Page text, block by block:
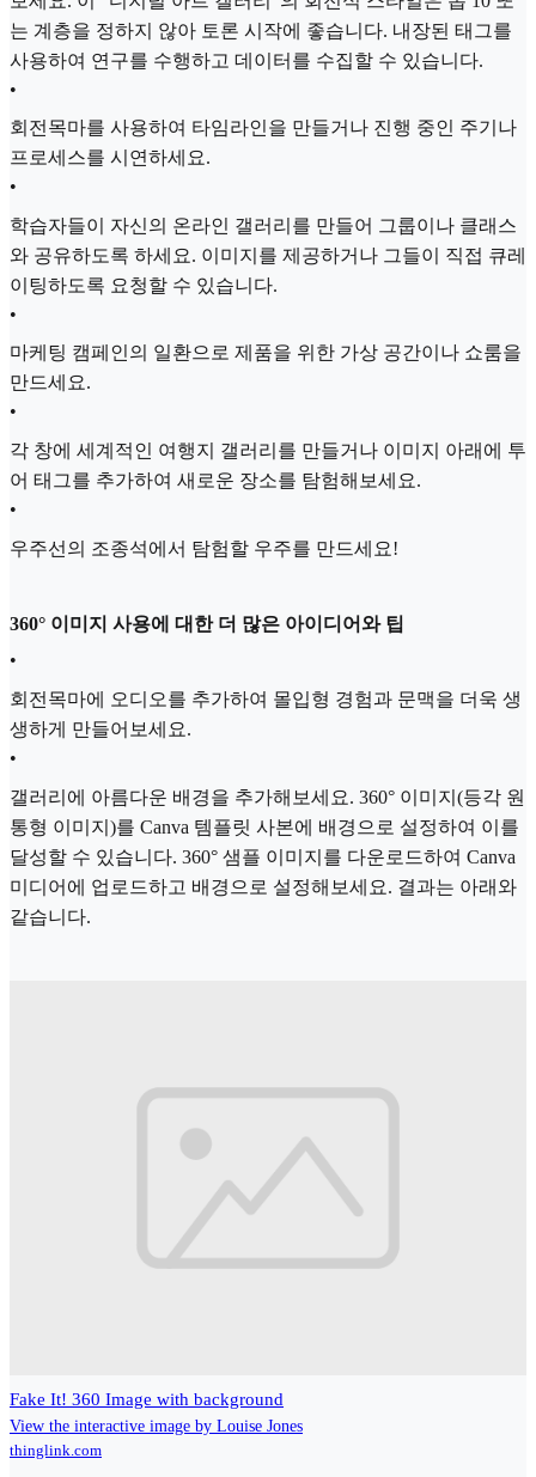
는 계층을 정하지 않아 토론 시작에 좋습니다. 내장된 태그를
사용하여 연구를 수행하고 데이터를 수집할 수 있습니다.
•
회전목마를 사용하여 타임라인을 만들거나 진행 중인 주기나
프로세스를 시연하세요.
•
학습자들이 자신의 온라인 갤러리를 만들어 그룹이나 클래스
와 공유하도록 하세요. 이미지를 제공하거나 그들이 직접 큐레
이팅하도록 요청할 수 있습니다.
•
마케팅 캠페인의 일환으로 제품을 위한 가상 공간이나 쇼룸을
만드세요.
•
각 창에 세계적인 여행지 갤러리를 만들거나 이미지 아래에 투
어 태그를 추가하여 새로운 장소를 탐험해보세요.
•
우주선의 조종석에서 탐험할 우주를 만드세요!
360° 이미지 사용에 대한 더 많은 아이디어와 팁
•
회전목마에 오디오를 추가하여 몰입형 경험과 문맥을 더욱 생
생하게 만들어보세요.
•
갤러리에 아름다운 배경을 추가해보세요. 360° 이미지(등각 원
통형 이미지)를 Canva 템플릿 사본에 배경으로 설정하여 이를
달성할 수 있습니다. 360° 샘플 이미지를 다운로드하여 Canva
미디어에 업로드하고 배경으로 설정해보세요. 결과는 아래와
같습니다.
Fake It! 360 Image with background
View the interactive image by Louise Jones
thinglink.com